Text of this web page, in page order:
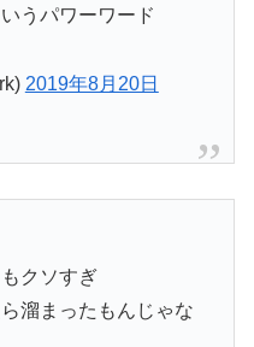
うパワーワード
2019年8月20日
クソすぎ
溜まったもんじゃな